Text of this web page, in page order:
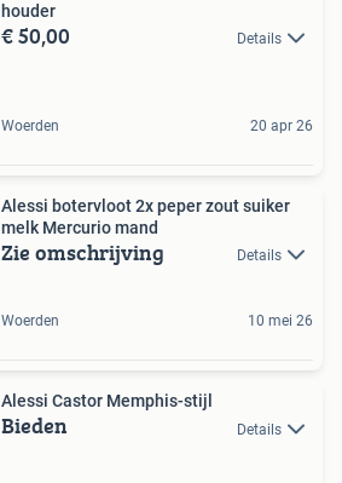
houder
€ 50,00 Details
Woerden 20 apr 26
Alessi botervloot 2x peper zout suiker
melk Mercurio mand
Zie omschrijving Details
Woerden 10 mei 26
Alessi Castor Memphis-stijl
Bieden Details